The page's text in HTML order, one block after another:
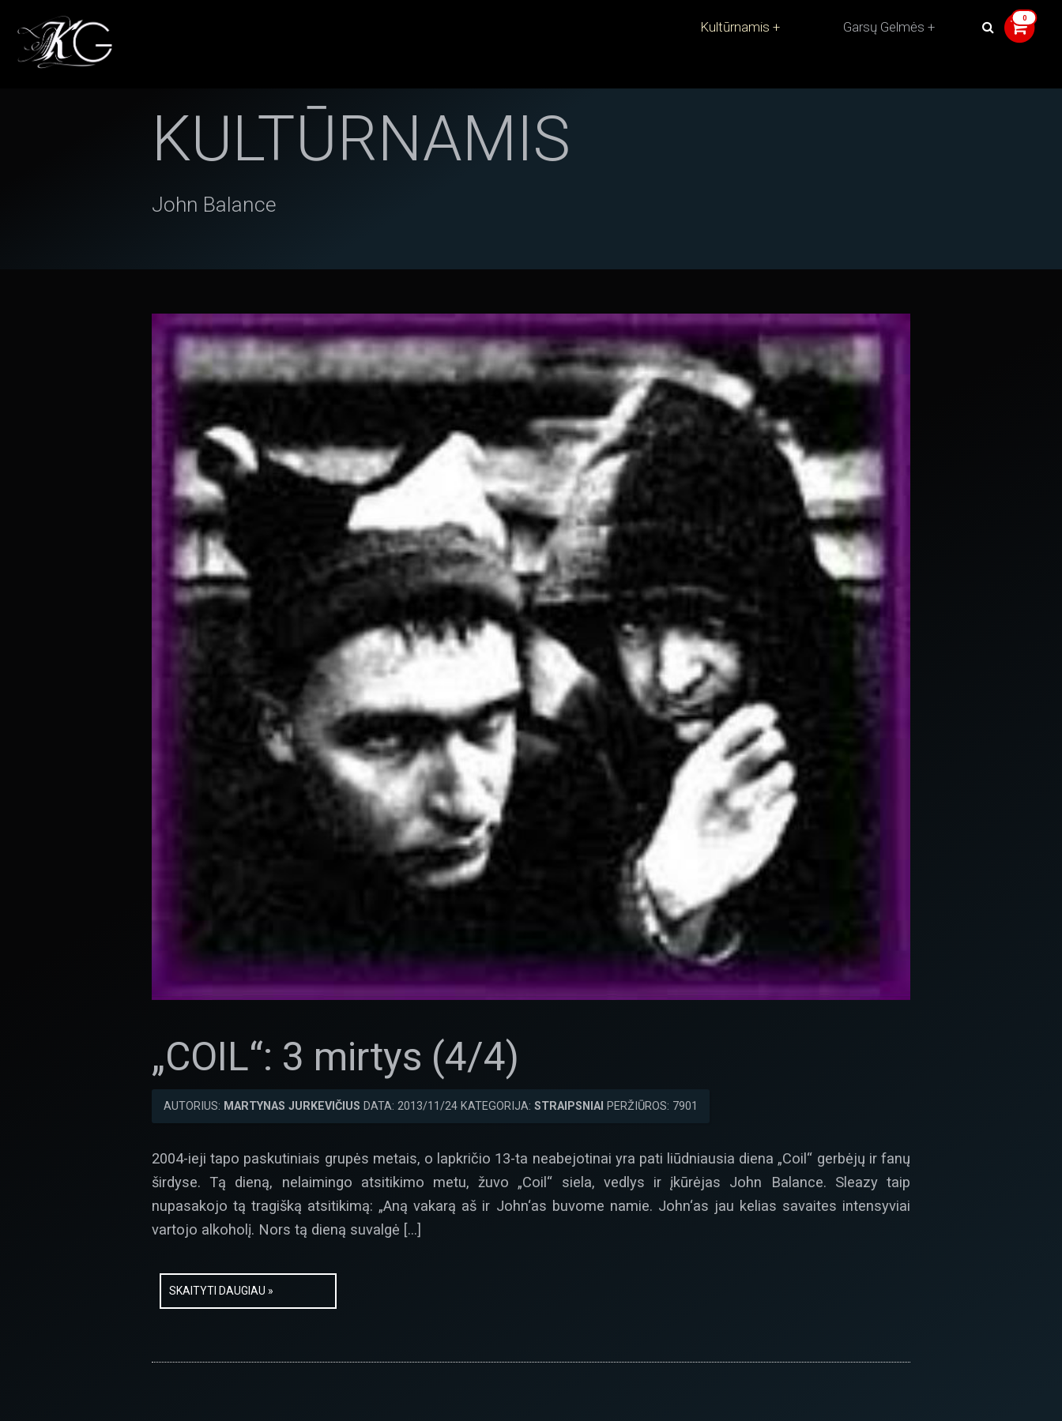
Kultūrnamis Garsų Gelmės
KULTŪRNAMIS
John Balance
„COIL“: 3 mirtys (4/4)
AUTORIUS: MARTYNAS JURKEVIČIUS DATA: 2013/11/24 KATEGORIJA: STRAIPSNIAI PERŽIŪROS: 7901
2004-ieji tapo paskutiniais grupės metais, o lapkričio 13-ta neabejotinai yra pati liūdniausia diena „Coil“ gerbėjų ir fanų
širdyse. Tą dieną, nelaimingo atsitikimo metu, žuvo „Coil“ siela, vedlys ir įkūrėjas John Balance. Sleazy taip
nupasakojo tą tragišką atsitikimą: „Aną vakarą aš ir John‘as buvome namie. John‘as jau kelias savaites intensyviai
vartojo alkoholį. Nors tą dieną suvalgė […]
SKAITYTI DAUGIAU »